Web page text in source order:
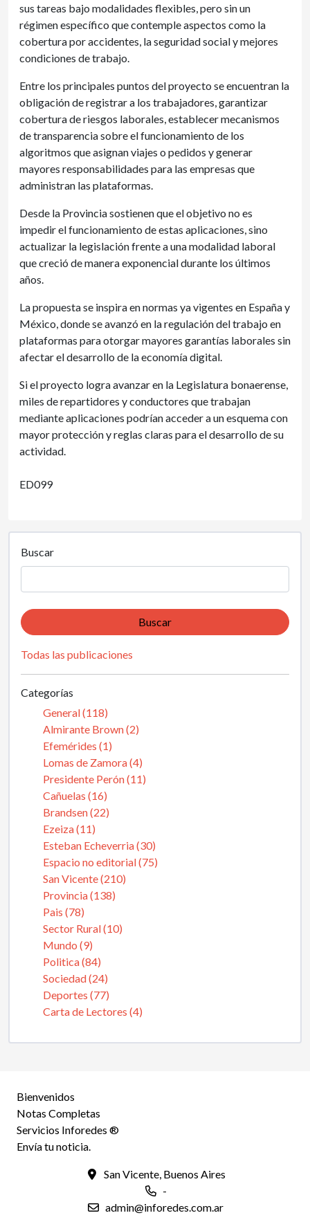
sus tareas bajo modalidades flexibles, pero sin un
régimen específico que contemple aspectos como la
cobertura por accidentes, la seguridad social y mejores
condiciones de trabajo.
Entre los principales puntos del proyecto se encuentran la
obligación de registrar a los trabajadores, garantizar
cobertura de riesgos laborales, establecer mecanismos
de transparencia sobre el funcionamiento de los
algoritmos que asignan viajes o pedidos y generar
mayores responsabilidades para las empresas que
administran las plataformas.
Desde la Provincia sostienen que el objetivo no es
impedir el funcionamiento de estas aplicaciones, sino
actualizar la legislación frente a una modalidad laboral
que creció de manera exponencial durante los últimos
años.
La propuesta se inspira en normas ya vigentes en España y
México, donde se avanzó en la regulación del trabajo en
plataformas para otorgar mayores garantías laborales sin
afectar el desarrollo de la economía digital.
Si el proyecto logra avanzar en la Legislatura bonaerense,
miles de repartidores y conductores que trabajan
mediante aplicaciones podrían acceder a un esquema con
mayor protección y reglas claras para el desarrollo de su
actividad.
ED099
Buscar
Buscar
Todas las publicaciones
Categorías
General (118)
Almirante Brown (2)
Efemérides (1)
Lomas de Zamora (4)
Presidente Perón (11)
Cañuelas (16)
Brandsen (22)
Ezeiza (11)
Esteban Echeverria (30)
Espacio no editorial (75)
San Vicente (210)
Provincia (138)
Pais (78)
Sector Rural (10)
Mundo (9)
Politica (84)
Sociedad (24)
Deportes (77)
Carta de Lectores (4)
Bienvenidos
Notas Completas
Servicios Inforedes ®
Envía tu noticia.
San Vicente, Buenos Aires
-
admin@inforedes.com.ar